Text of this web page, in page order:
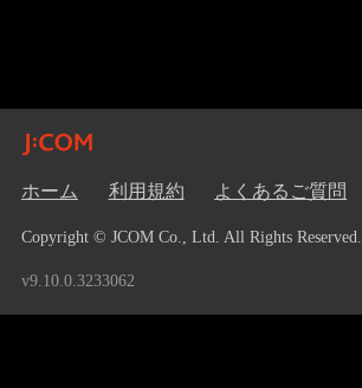
ホーム 利用規約 よくあるご質問
Copyright © JCOM Co., Ltd. All Rights Reserved.
v9.10.0.3233062